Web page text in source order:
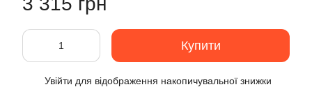
Купити
Увійти для відображення накопичувальної знижки